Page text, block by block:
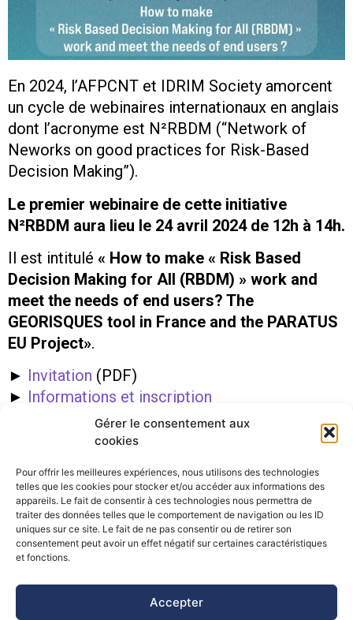
Gérer le consentement aux
cookies
Pour offrir les meilleures expériences, nous utilisons des technologies
telles que les cookies pour stocker et/ou accéder aux informations des
appareils. Le fait de consentir à ces technologies nous permettra de
traiter des données telles que le comportement de navigation ou les ID
uniques sur ce site. Le fait de ne pas consentir ou de retirer son
consentement peut avoir un effet négatif sur certaines caractéristiques
et fonctions.
Accepter
En 2024, l’AFPCNT et IDRIM Society amorcent
un cycle de webinaires internationaux en anglais
dont l’acronyme est N²RBDM (“Network of
Neworks on good practices for Risk-Based
Decision Making”).
Le premier webinaire de cette initiative
N²RBDM aura lieu le 24 avril 2024 de 12h à 14h.
Il est intitulé « How to make « Risk Based
Decision Making for All (RBDM) » work and
meet the needs of end users? The
GEORISQUES tool in France and the PARATUS
EU Project».
►
Invitation (PDF)
►
Informations et inscription
PRÉCÉDENT
Webconférence – La résilience, notre territoire en commun – idealCO Les Rendez-vous du Conseil Scientifique de l’AFPCNT : de la société du risque à la société de la crise
©Pôle Alpin d’études et de recherche pour la prévention des